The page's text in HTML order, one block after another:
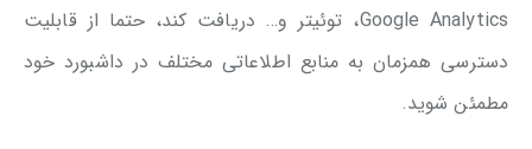
Google Analytics، توئیتر و… دریافت کند، حتما از قابلیت
دسترسی همزمان به منابع اطلاعاتی مختلف در داشبورد خود
مطمئن شوید.